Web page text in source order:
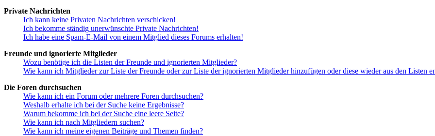
Private Nachrichten
Ich kann keine Privaten Nachrichten verschicken!
Ich bekomme ständig unerwünschte Private Nachrichten!
Ich habe eine Spam-E-Mail von einem Mitglied dieses Forums erhalten!
Freunde und ignorierte Mitglieder
Wozu benötige ich die Listen der Freunde und ignorierten Mitglieder?
Wie kann ich Mitglieder zur Liste der Freunde oder zur Liste der ignorierten Mitglieder hinzufügen oder diese wieder aus den Listen
Die Foren durchsuchen
Wie kann ich ein Forum oder mehrere Foren durchsuchen?
Weshalb erhalte ich bei der Suche keine Ergebnisse?
Warum bekomme ich bei der Suche eine leere Seite?
Wie kann ich nach Mitgliedern suchen?
Wie kann ich meine eigenen Beiträge und Themen finden?